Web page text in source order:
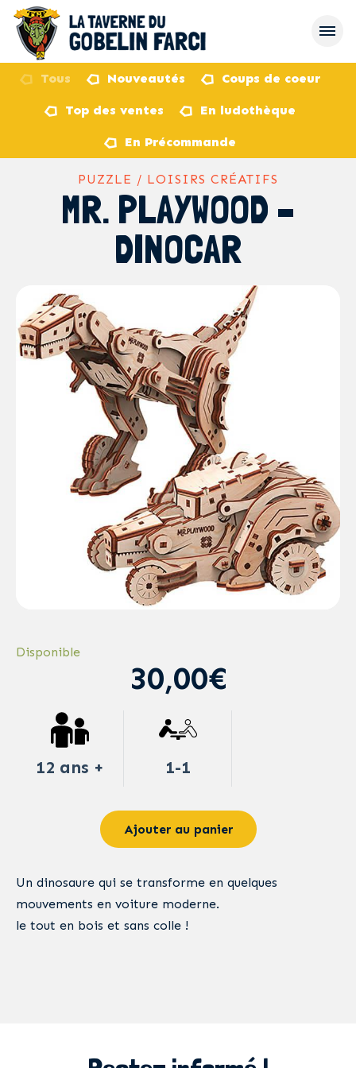
Tous Nouveautés Coups de coeur
Top des ventes En ludothèque
En Précommande
PUZZLE / LOISIRS CRÉATIFS
MR. PLAYWOOD –
DINOCAR
Disponible
30,00€
12 ans + 1-1
Ajouter au panier
Un dinosaure qui se transforme en quelques
mouvements en voiture moderne.
le tout en bois et sans colle !